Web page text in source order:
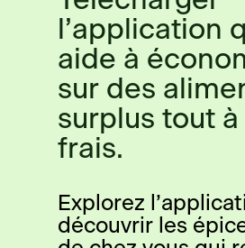
l’application
aide à
sur des
surplus tout
frais.
Explorez
découvrir les